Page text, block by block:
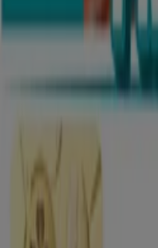
I negozi più vicini